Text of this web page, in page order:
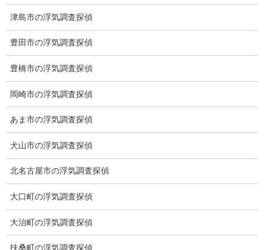
ご挨拶
システム
クーリング・オフ
ワンストップサービス
アフターフォロー
ミライリサーチのお約束
当社のこだわり
契約後の安心と信頼
顧問弁護士のご案内
津島市の浮気調査探偵
豊田市の浮気調査探偵
豊橋市の浮気調査探偵
岡崎市の浮気調査探偵
あま市の浮気調査探偵
犬山市の浮気調査探偵
北名古屋市の浮気調査探偵
大口町の浮気調査探偵
大治町の浮気調査探偵
扶桑町の浮気調査探偵